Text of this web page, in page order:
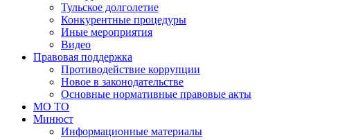
Тульское долголетие
Конкурентные процедуры
Иные мероприятия
Видео
Правовая поддержка
Противодействие коррупции
Новое в законодательстве
Основные нормативные правовые акты
МО ТО
Минюст
Информационные материалы